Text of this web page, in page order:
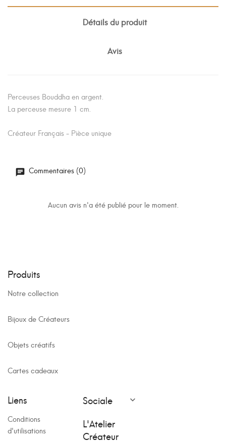
Détails du produit
Avis
Perceuses Bouddha en argent.
La perceuse mesure 1 cm.
Créateur Français - Pièce unique
Commentaires (0)
Aucun avis n'a été publié pour le moment.
Produits
Notre collection
Bijoux de Créateurs
Objets créatifs
Cartes cadeaux
Liens
Conditions
d'utilisations
Sociale 
L'Atelier
Créateur